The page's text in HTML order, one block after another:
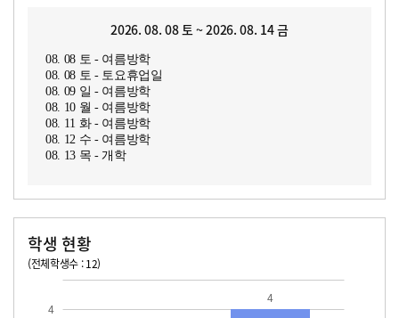
2026. 08. 08 토 ~ 2026. 08. 14 금
08. 08 토 - 여름방학
08. 08 토 - 토요휴업일
08. 09 일 - 여름방학
08. 10 월 - 여름방학
08. 11 화 - 여름방학
08. 12 수 - 여름방학
08. 13 목 - 개학
학생 현황
(전체학생수 : 12)
4
4